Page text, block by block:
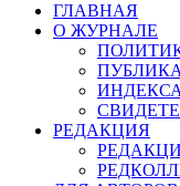
ГЛАВНАЯ
О ЖУРНАЛЕ
РЕДАКЦИЯ